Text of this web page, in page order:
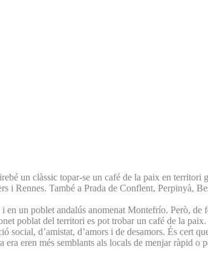
un clàssic topar-se un café de la paix en
Rennes. També a Prada de Conflent, Perpinyà,
un poblet andalús anomenat Montefrío. Però, de
poblat del territori es pot trobar un café de la paix.
d’amistat, d’amors i de desamors. És cert
eren més semblants als locals de menjar ràpid o